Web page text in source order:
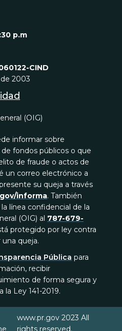
p.m
CIND
2003
(OIG)
informar sobre
fondos públicos o que
de fraude o actos de
un correo electrónico a
su queja a través
informa. También
línea confidencial de la
(OIG) al 787-679-
protegido por ley contra
queja.
Pública para
recibir
de forma segura y
Ley 141-2019.
www.pr.gov 2023 All
rights reserved.